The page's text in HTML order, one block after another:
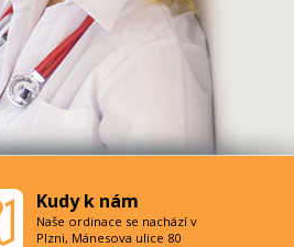
Kudy k nám
Naše ordinace se nachází v
Plzni, Mánesova ulice 80